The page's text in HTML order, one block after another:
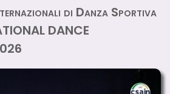
di Danza Sportiva
DANCE